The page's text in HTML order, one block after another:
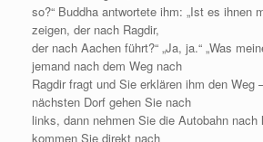
so?“ Buddha antwortete ihm: „Ist es ihnen
zeigen, der nach Ragdir,
der nach Aachen führt?“ „Ja, ja.“ „Was
jemand nach dem Weg nach
Ragdir fragt und Sie erklären ihm den Weg
nächsten Dorf gehen Sie nach
links, dann nehmen Sie die Autobahn nach
kommen Sie direkt nach